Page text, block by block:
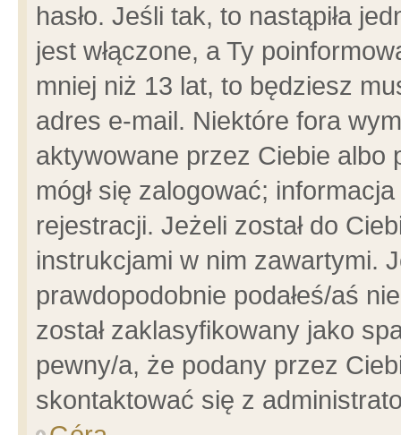
hasło. Jeśli tak, to nastąpiła
jest włączone, a Ty
mniej niż 13 lat, to będziesz
adres e-mail. Niektóre fora
aktywowane przez Ciebie albo
mógł się zalogować;
rejestracji. Jeżeli został do
instrukcjami w nim zawartymi.
prawdopodobnie podałeś/aś
został zaklasyfikowany jako
pewny/a, że podany przez
skontaktować się z